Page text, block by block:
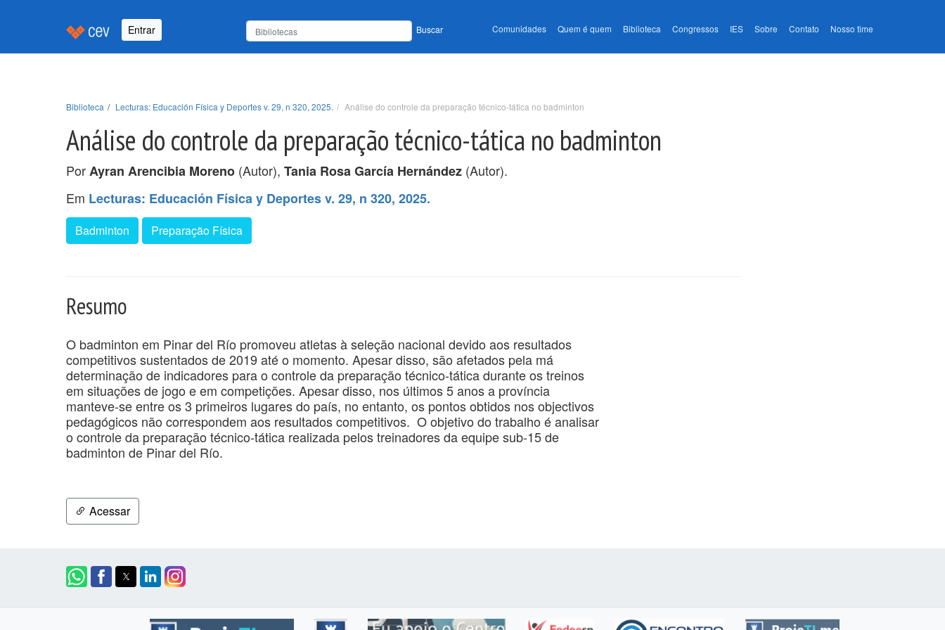
Entrar Buscar Comunidades Quem é quem Biblioteca Congressos IES Sobre Contato Nosso time
Biblioteca Lecturas: Educación Física y Deportes v. 29, n 320, 2025. Análise do controle da preparação técnico-tática no badminton
Análise do controle da preparação técnico-tática no badminton
PorAyran Arencibia Moreno (Autor), Tania Rosa García Hernández (Autor).
Em Lecturas: Educación Física y Deportes v. 29, n 320, 2025.
Badminton Preparação Física
Resumo
O badminton em Pinar del Río promoveu atletas à seleção nacional devido aos resultados
competitivos sustentados de 2019 até o momento. Apesar disso, são afetados pela má
determinação de indicadores para o controle da preparação técnico-tática durante os treinos
em situações de jogo e em competições. Apesar disso, nos últimos 5 anos a província
manteve-se entre os 3 primeiros lugares do país, no entanto, os pontos obtidos nos objectivos
pedagógicos não correspondem aos resultados competitivos. O objetivo do trabalho é analisar
o controle da preparação técnico-tática realizada pelos treinadores da equipe sub-15 de
badminton de Pinar del Río.
Acessar